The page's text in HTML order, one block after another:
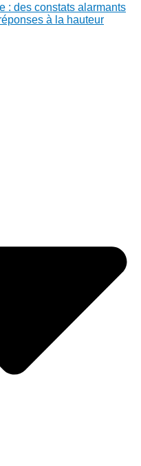
: des constats alarmants
à la hauteur